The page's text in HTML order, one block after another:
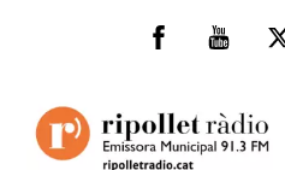
Facebook
You